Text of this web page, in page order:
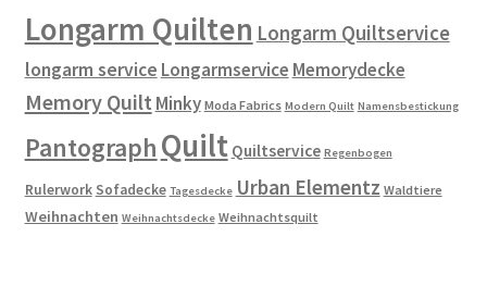
Longarm Quilten Longarm Quiltservice
longarm service Longarmservice Memorydecke
Memory Quilt Minky Moda Fabrics Modern Quilt Namensbestickung
Pantograph Quilt Quiltservice Regenbogen
Rulerwork Sofadecke Tagesdecke Urban Elementz Waldtiere
Weihnachten Weihnachtsdecke Weihnachtsquilt